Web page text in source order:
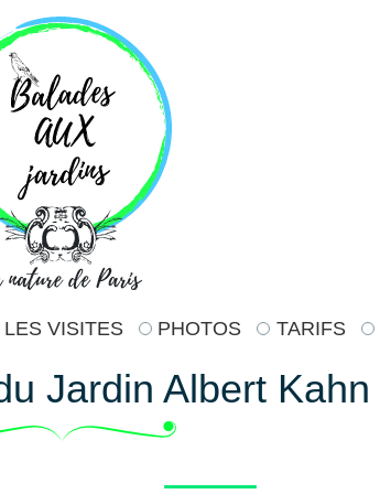
LES VISITES PHOTOS TARIFS
Jardin Albert Kahn